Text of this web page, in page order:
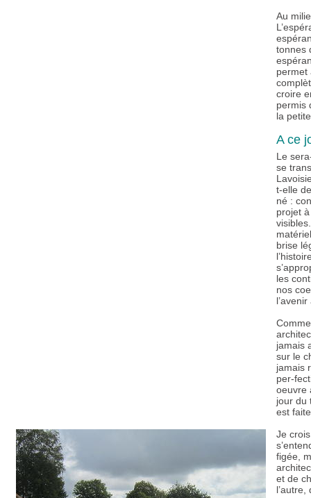
Au
tonnes
permet
croire
permis
la
A ce
Le
se
t-elle
né :
projet
brise
les
nos
jamais
sur le
jamais
per-
oeuvre
jour du
est
Je
figée,
et de